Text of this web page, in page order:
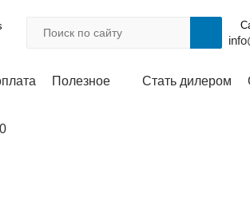
Полезное Стать дилером